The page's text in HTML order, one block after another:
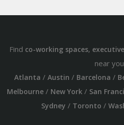
Find co-working spaces,
near
Atlanta / Austin / Barcelona /
Melbourne/ New York/ San
Sydney / Toronto /